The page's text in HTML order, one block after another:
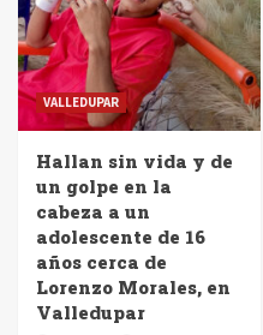
VALLEDUPAR
Hallan sin vida y de
un golpe en la
cabeza a un
adolescente de 16
años cerca de
Lorenzo Morales, en
Valledupar